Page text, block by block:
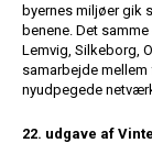
byernes miljøer gik
benene. Det
Lemvig, Silkeborg,
samarbejde
nyudpegede
22. udgave af